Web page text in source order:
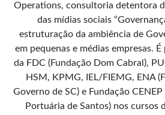
Operations, consultoria detentora
das mídias sociais
estruturação da ambiência de
em pequenas e médias empresas.
da FDC (Fundação Dom Cabral),
HSM, KPMG, IEL/FIEMG, ENA
Governo de SC) e Fundação
Portuária de Santos) nos cursos